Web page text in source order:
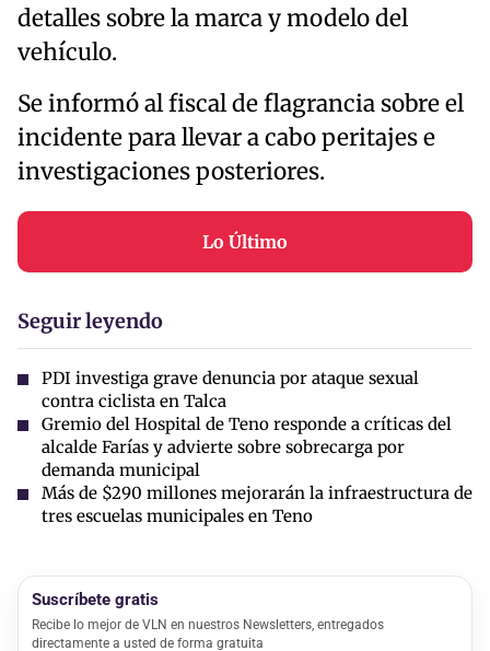
detalles sobre la marca y modelo del
vehículo.
Se informó al fiscal de flagrancia sobre el
incidente para llevar a cabo peritajes e
investigaciones posteriores.
Lo Último
Seguir leyendo
PDI investiga grave denuncia por ataque sexual
contra ciclista en Talca
Gremio del Hospital de Teno responde a críticas del
alcalde Farías y advierte sobre sobrecarga por
demanda municipal
Más de $290 millones mejorarán la infraestructura de
tres escuelas municipales en Teno
Suscríbete gratis
Recibe lo mejor de VLN en nuestros Newsletters, entregados
directamente a usted de forma gratuita